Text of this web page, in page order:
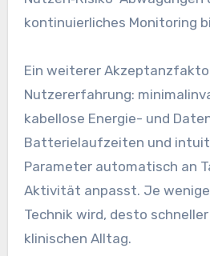
kontinuierliches Monitoring
Ein weiterer
Nutzererfahrung:
kabellose Energie- und
Batterielaufzeiten und
Parameter automatisch an
Aktivität anpasst. Je
Technik wird, desto
klinischen Alltag.